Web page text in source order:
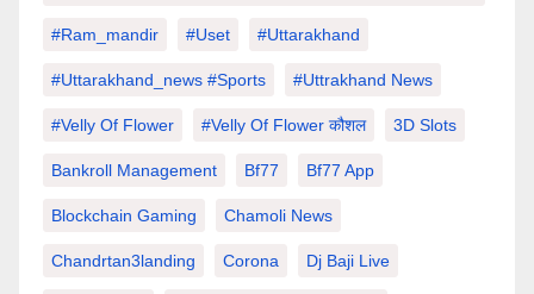
#Ram_mandir #uset #uttarakhand
#Uttarakhand_news #sports #Uttrakhand News
#velly Of Flower #velly Of Flower कौशल 3D Slots
Bankroll Management Bf77 Bf77 App
Blockchain Gaming Chamoli News
Chandrtan3landing Corona Dj Baji Live